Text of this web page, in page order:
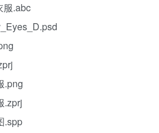
服.abc
.png
.zprj
.spp